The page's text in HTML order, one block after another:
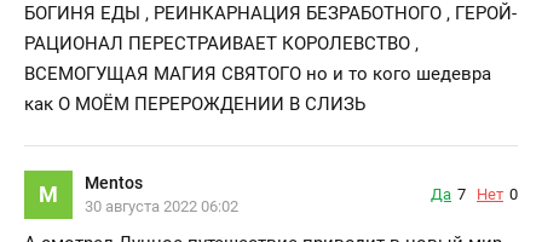
БОГИНЯ ЕДЫ , РЕИНКАРНАЦИЯ БЕЗРАБОТНОГО , ГЕРОЙ-
РАЦИОНАЛ ПЕРЕСТРАИВАЕТ КОРОЛЕВСТВО ,
ВСЕМОГУЩАЯ МАГИЯ СВЯТОГО но и то кого шедевра
как О МОЁМ ПЕРЕРОЖДЕНИИ В СЛИЗЬ
M Mentos
30 августа 2022 06:02
Да 7 Нет 0